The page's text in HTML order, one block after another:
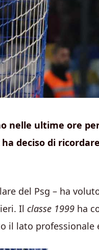
nelle ultime ore
deciso di
del Psg – ha
Il classe 1999 ha
il lato professionale